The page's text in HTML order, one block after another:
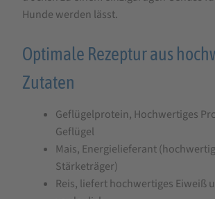
Hunde werden lässt.
Optimale Rezeptur aus
Zutaten
Geflügelprotein, Hochwertiges
Geflügel
Mais, Energielieferant
Stärketräger)
Reis, liefert hochwertiges Eiweiß